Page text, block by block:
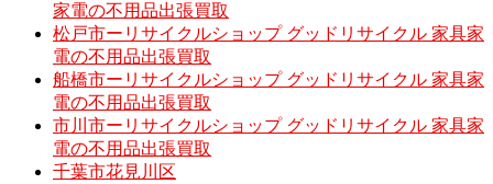
家電の不用品出張買取
松戸市ーリサイクルショップ グッドリサイクル 家具家
電の不用品出張買取
船橋市ーリサイクルショップ グッドリサイクル 家具家
電の不用品出張買取
市川市ーリサイクルショップ グッドリサイクル 家具家
電の不用品出張買取
千葉市花見川区